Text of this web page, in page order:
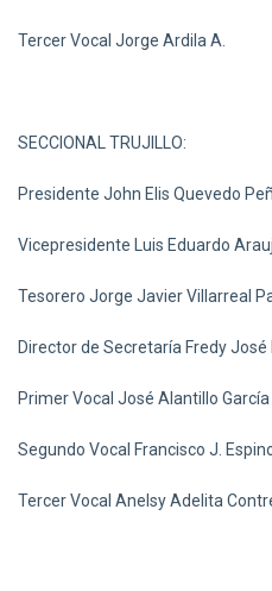
Tercer Vocal Jorge Ardila A.
SECCIONAL TRUJILLO:
Presidente John Elis Quevedo
Vicepresidente Luis Eduardo
Tesorero Jorge Javier Villarreal
Director de Secretaría Fredy
Primer Vocal José Alantillo García
Segundo Vocal Francisco J.
Tercer Vocal Anelsy Adelita